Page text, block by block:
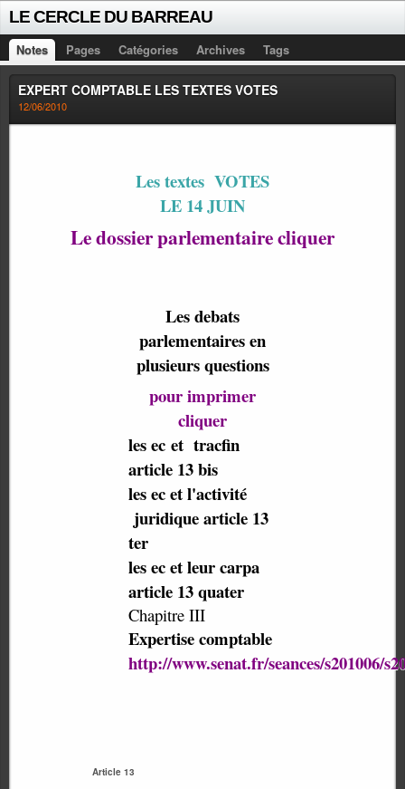
LE CERCLE DU BARREAU
Notes Pages Catégories Archives Tags
EXPERT COMPTABLE LES TEXTES VOTES
12/06/2010
Les textes VOTES
LE 14 JUIN
Le dossier parlementaire cliquer
Les debats
parlementaires en
plusieurs questions
pour imprimer
cliquer
les ec et tracfin
article 13 bis
les ec et l'activité
juridique article 13
ter
les ec et leur carpa
article 13 quater
Chapitre III
Expertise comptable
http://www.senat.fr/seances/s201006/
Article 13